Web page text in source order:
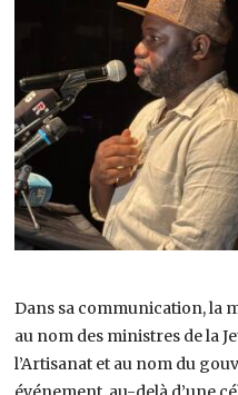
Dans sa communication, la
au nom des ministres de la
l’Artisanat et au nom du